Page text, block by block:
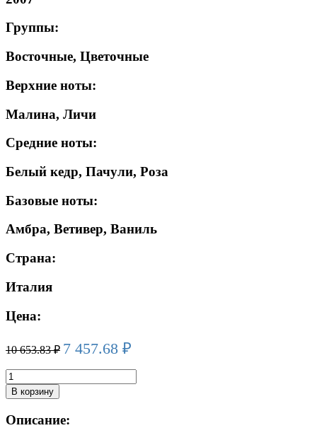
Группы:
Восточные, Цветочные
Верхние ноты:
Малина, Личи
Средние ноты:
Белый кедр, Пачули, Роза
Базовые ноты:
Амбра, Ветивер, Ваниль
Страна:
Италия
Цена:
10 653.83₽ 7 457.68 ₽
Количество
товара
GIORGIO
ARMANI
EMPORIO
В корзину
Описание: